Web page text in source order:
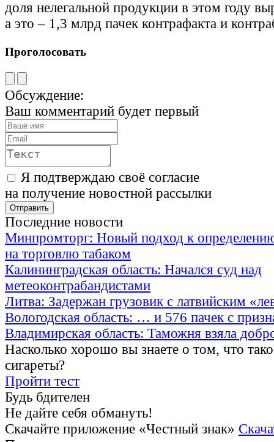
доля нелегальной продукции в этом году
а это – 1,3 млрд пачек контрафакта и
Проголосовать
Обсуждение:
Ваш комментарий будет первый
Я подтверждаю своё согласие
на получение новостной рассылки
Последние новости
Минпромторг: Новый подход к
на торговлю табаком
Калининградская область: Начался суд над
метеоконтрабандистами
Литва: Задержан грузовик с латвийским
Вологодская область: … и 576 пачек с
Владимирская область: Таможня взяла
Насколько хорошо вы знаете о том, что
сигареты?
Пройти тест
Будь бдителен
Не дайте себя обмануть!
Скачайте приложение «Честный знак»